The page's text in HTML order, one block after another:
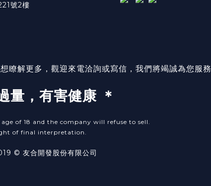
號2樓
瞭解更多，觀迎來電洽詢或寫信，我們將竭誠為您服務
量，有害健康 ＊
of 18 and the company will refuse to sell.
of final interpretation.
© 友合開發股份有限公司